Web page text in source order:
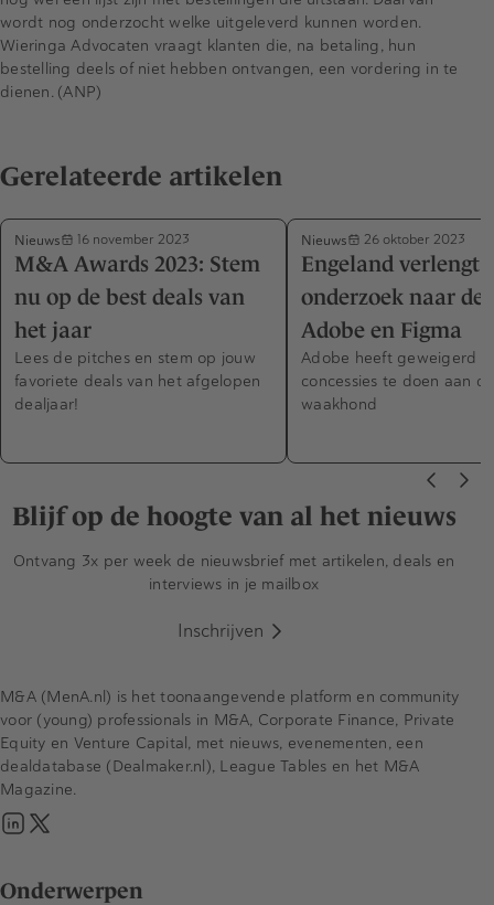
wordt nog onderzocht welke uitgeleverd kunnen worden.
Wieringa Advocaten vraagt klanten die, na betaling, hun
bestelling deels of niet hebben ontvangen, een vordering in te
dienen. (ANP)
Gerelateerde artikelen
Nieuws 16 november 2023
M&A Awards 2023: Stem
nu op de best deals van
het jaar
Lees de pitches en stem op jouw
favoriete deals van het afgelopen
dealjaar!
Nieuws 26 oktober 2023
Engeland verlengt
onderzoek naar
Adobe en Figma
Adobe heeft geweigerd
concessies te doen aan
waakhond
Blijf op de hoogte van al het nieuws
Ontvang 3x per week de nieuwsbrief met artikelen, deals en
interviews in je mailbox
Inschrijven
Onderwerpen
M&A (MenA.nl) is het toonaangevende platform en community
voor (young) professionals in M&A, Corporate Finance, Private
Equity en Venture Capital, met nieuws, evenementen, een
dealdatabase (Dealmaker.nl), League Tables en het M&A
Magazine.